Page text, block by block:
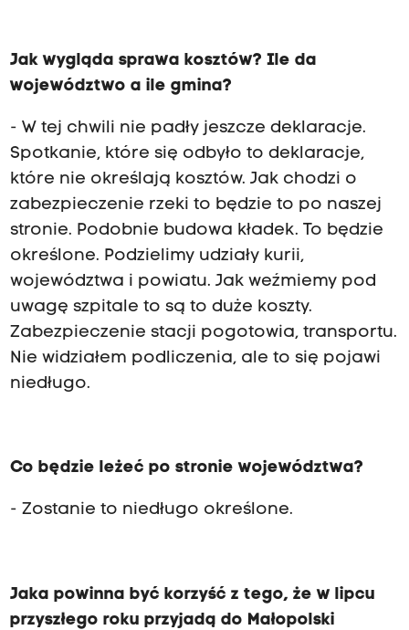
Jak wygląda sprawa kosztów? Ile da
województwo a ile gmina?
- W tej chwili nie padły jeszcze deklaracje.
Spotkanie, które się odbyło to deklaracje,
które nie określają kosztów. Jak chodzi o
zabezpieczenie rzeki to będzie to po naszej
stronie. Podobnie budowa kładek. To będzie
określone. Podzielimy udziały kurii,
województwa i powiatu. Jak weźmiemy pod
uwagę szpitale to są to duże koszty.
Zabezpieczenie stacji pogotowia, transportu.
Nie widziałem podliczenia, ale to się pojawi
niedługo.
Co będzie leżeć po stronie województwa?
- Zostanie to niedługo określone.
Jaka powinna być korzyść z tego, że w lipcu
przyszłego roku przyjadą do Małopolski